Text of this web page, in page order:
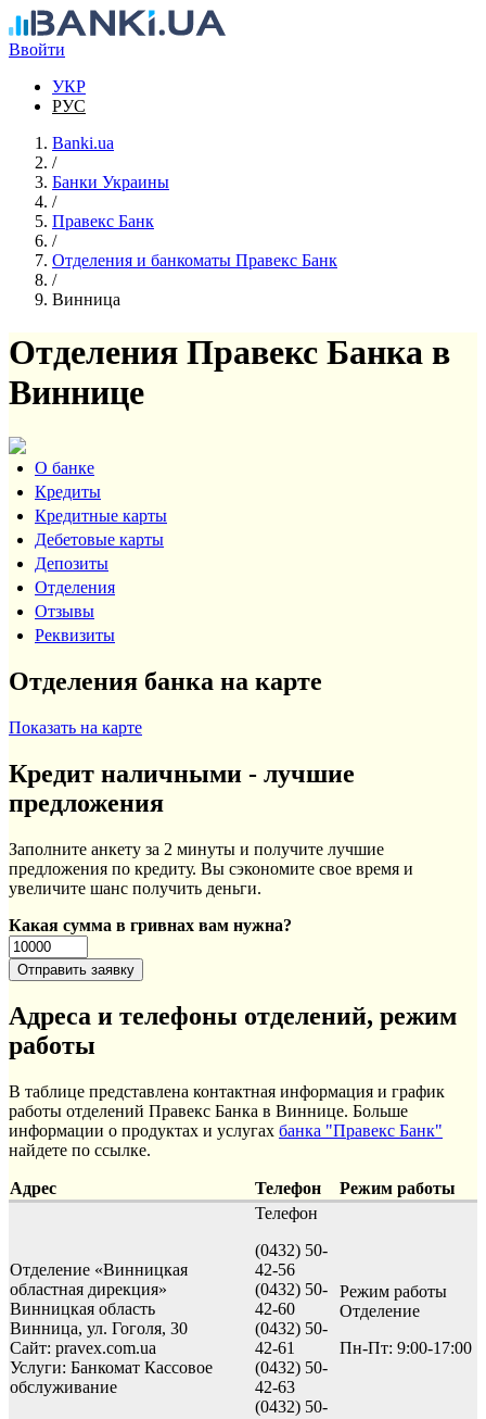
Перейти к основному содержанию
Ввойти
УКР
РУС
Banki.ua
/
Банки Украины
/
Правекс Банк
/
Отделения и банкоматы Правекс Банк
/
Винница
Отделения Правекс Банка в
Виннице
О банке
Кредиты
Кредитные карты
Дебетовые карты
Депозиты
Отделения
Отзывы
Реквизиты
Отделения банка на карте
Показать на карте
Кредит наличными - лучшие
предложения
Заполните анкету за 2 минуты и получите лучшие
предложения по кредиту. Вы сэкономите свое время и
увеличите шанс получить деньги.
Какая сумма в гривнах вам нужна?
Адреса и телефоны отделений, режим
работы
В таблице представлена контактная информация и график
работы отделений Правекс Банка в Виннице. Больше
информации о продуктах и услугах банка "Правекс Банк"
найдете по ссылке.
Адрес Телефон Режим работы
Отделение «Винницкая
областная дирекция»
Винницкая область
Винница, ул. Гоголя, 30
Сайт: pravex.com.ua
Услуги: Банкомат Кассовое
обслуживание
Телефон
(0432) 50-
42-56
(0432) 50-
42-60
(0432) 50-
42-61
(0432) 50-
42-63
(0432) 50-
Режим работы
Отделение
Пн-Пт: 9:00-17:00